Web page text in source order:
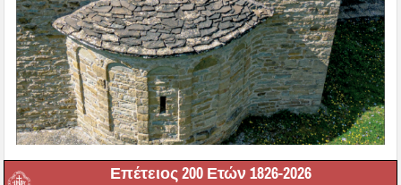
Επέτειος 200 Ετών 1826-2026